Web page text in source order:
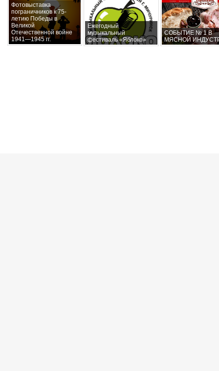
Фотовыставка
пограничников к 75-
летию Победы в
Великой
Отечественной войне
1941—1945 гг.
Ежегодный
музыкальный
фестиваль «Яблоко»
СОБЫТИЕ № 1 В
МЯСНОЙ